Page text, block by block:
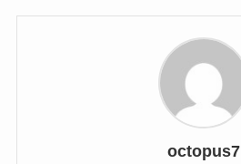
octopus7